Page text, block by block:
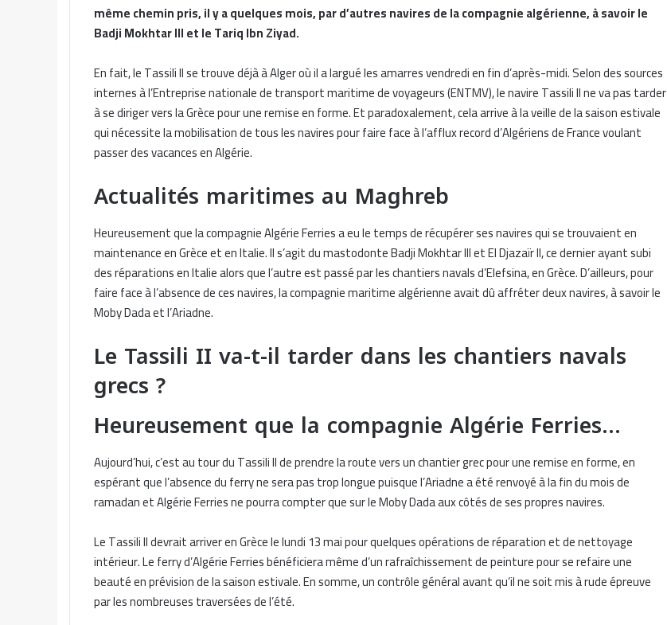
même chemin pris, il y a quelques mois, par d’autres navires de la compagnie algérienne, à savoir le
Badji Mokhtar III et le Tariq Ibn Ziyad.
En fait, le Tassili II se trouve déjà à Alger où il a largué les amarres vendredi en fin d’après-midi. Selon des sources
internes à l’Entreprise nationale de transport maritime de voyageurs (ENTMV), le navire Tassili II ne va pas tarder
à se diriger vers la Grèce pour une remise en forme. Et paradoxalement, cela arrive à la veille de la saison estivale
qui nécessite la mobilisation de tous les navires pour faire face à l’afflux record d’Algériens de France voulant
passer des vacances en Algérie.
Actualités maritimes au Maghreb
Heureusement que la compagnie Algérie Ferries a eu le temps de récupérer ses navires qui se trouvaient en
maintenance en Grèce et en Italie. Il s’agit du mastodonte Badji Mokhtar III et El Djazaïr II, ce dernier ayant subi
des réparations en Italie alors que l’autre est passé par les chantiers navals d’Elefsina, en Grèce. D’ailleurs, pour
faire face à l’absence de ces navires, la compagnie maritime algérienne avait dû affréter deux navires, à savoir le
Moby Dada et l’Ariadne.
Le Tassili II va-t-il tarder dans les chantiers navals
grecs ?
Heureusement que la compagnie Algérie Ferries…
Aujourd’hui, c’est au tour du Tassili II de prendre la route vers un chantier grec pour une remise en forme, en
espérant que l’absence du ferry ne sera pas trop longue puisque l’Ariadne a été renvoyé à la fin du mois de
ramadan et Algérie Ferries ne pourra compter que sur le Moby Dada aux côtés de ses propres navires.
Le Tassili II devrait arriver en Grèce le lundi 13 mai pour quelques opérations de réparation et de nettoyage
intérieur. Le ferry d’Algérie Ferries bénéficiera même d’un rafraîchissement de peinture pour se refaire une
beauté en prévision de la saison estivale. En somme, un contrôle général avant qu’il ne soit mis à rude épreuve
par les nombreuses traversées de l’été.
Réductions sur les billets de bateau
pour les Tunisiens de l’étranger